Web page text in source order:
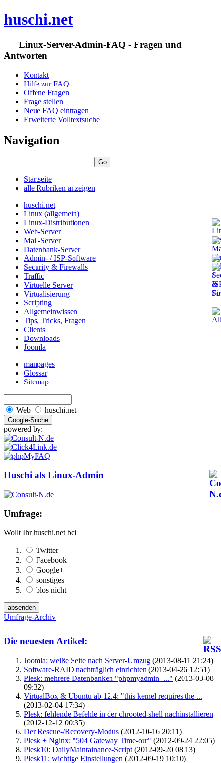
huschi.net
Linux-Server-Admin-FAQ - Fragen und
Antworten
Kontakt
Hilfe zur FAQ
Offene Fragen
Frage stellen
Neue FAQ eintragen
Erweiterte Volltextsuche
Navigation
Startseite
alle Rubriken anzeigen
huschi.net
Linux (allgemein)
Linux-Distributionen
Web-Server
Mail-Server
Datenbank-Server
Admin- / ISP-Software
Security & Firewalls
Traffic
Virtuelle Server
Virtualisierung
Scripting
Allgemeinwissen
Tips, Tricks, Fragen
Clients
Downloads
Joomla
manpages
Glossar
Sitemap
Web huschi.net
powered by:
Huschi als Linux-Admin
Umfrage:
Wollt Ihr huschi.net bei
Twitter
Facebook
Google+
sonstiges
blos nicht
Umfrage-Archiv
Die neuesten Artikel:
Joomla: weiße Seite nach Server-Umzug (2013-08-11 21:24)
Software-RAID nachträglich einrichten (2013-04-26 12:51)
Plesk: mehrere Datenbanken "phpmyadmin_..." (2013-03-08
09:32)
VirtualBox & Ubuntu ab 12.4: "this kernel requires the ...
(2013-02-04 17:34)
Plesk: fehlende Befehle in der chrooted-shell nachinstallieren
(2012-12-12 00:35)
Der Rescue-/Recovery-Modus (2012-10-16 20:11)
Plesk + Nginx: "504 Gateway Time-out" (2012-09-24 22:05)
Plesk10: DailyMaintainance-Script (2012-09-20 08:13)
Plesk11: wichtige Einstellungen (2012-09-19 10:10)